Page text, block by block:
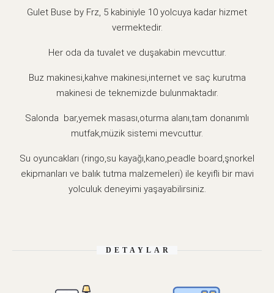
Gulet Buse by Frz, 5 kabiniyle 10 yolcuya kadar hizmet
vermektedir.
Her oda da tuvalet ve duşakabin mevcuttur.
Buz makinesi,kahve makinesi,internet ve saç kurutma
makinesi de teknemizde bulunmaktadır.
Salonda bar,yemek masası,oturma alanı,tam donanımlı
mutfak,müzik sistemi mevcuttur.
Su oyuncakları (ringo,su kayağı,kano,peadle board,şnorkel
ekipmanları ve balık tutma malzemeleri) ile keyifli bir mavi
yolculuk deneyimi yaşayabilirsiniz.
DETAYLAR